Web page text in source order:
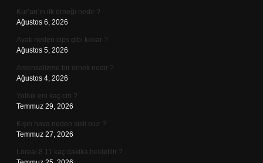
Kur’an’ın ilk örneği nedir ?
Ağustos 6, 2026
Ayak neden cips gibi kokar ?
Ağustos 5, 2026
Amensalizme bir örnek nedir ?
Ağustos 4, 2026
Yolluk eni kaç cm ?
Temmuz 29, 2026
Kışın hava neden sisli olur ?
Temmuz 27, 2026
Loreal 8.11 kaç dakika bekletilir ?